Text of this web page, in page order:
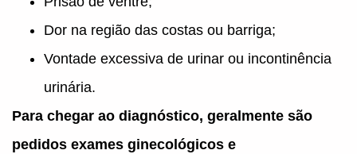
Dor na região das costas ou barriga;
Vontade excessiva de urinar ou incontinência
urinária.
Para chegar ao diagnóstico, geralmente são
pedidos exames ginecológicos e